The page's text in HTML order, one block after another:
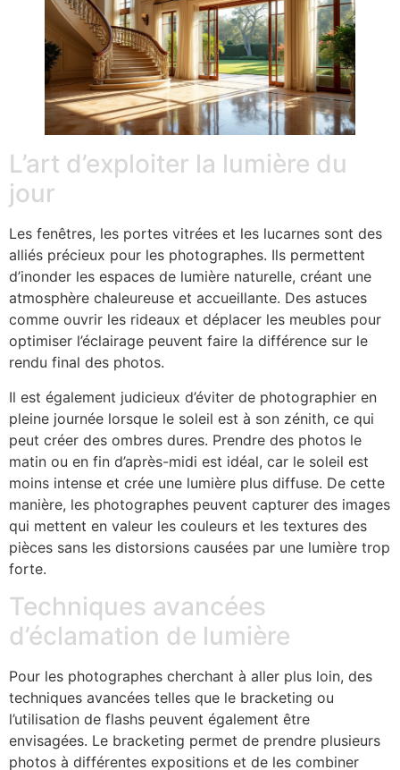
L’art d’exploiter la lumière du
jour
Les fenêtres, les portes vitrées et les lucarnes sont des
alliés précieux pour les photographes. Ils permettent
d’inonder les espaces de lumière naturelle, créant une
atmosphère chaleureuse et accueillante. Des astuces
comme ouvrir les rideaux et déplacer les meubles pour
optimiser l’éclairage peuvent faire la différence sur le
rendu final des photos.
Il est également judicieux d’éviter de photographier en
pleine journée lorsque le soleil est à son zénith, ce qui
peut créer des ombres dures. Prendre des photos le
matin ou en fin d’après-midi est idéal, car le soleil est
moins intense et crée une lumière plus diffuse. De cette
manière, les photographes peuvent capturer des images
qui mettent en valeur les couleurs et les textures des
pièces sans les distorsions causées par une lumière trop
forte.
Techniques avancées
d’éclamation de lumière
Pour les photographes cherchant à aller plus loin, des
techniques avancées telles que le bracketing ou
l’utilisation de flashs peuvent également être
envisagées. Le bracketing permet de prendre plusieurs
photos à différentes expositions et de les combiner